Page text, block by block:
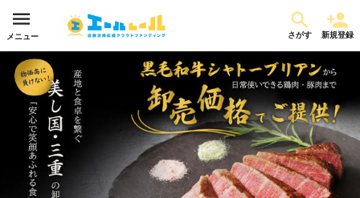
メニュー さがす 新規登録